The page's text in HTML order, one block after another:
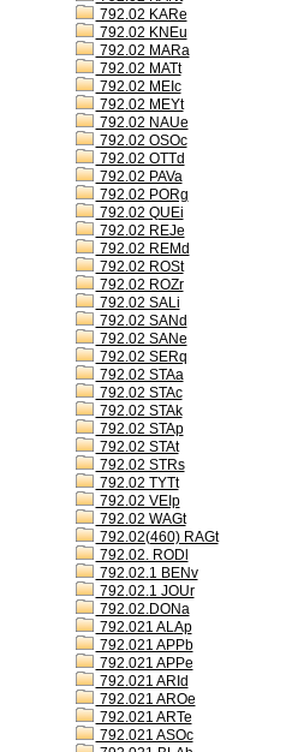
792.02 KARe
792.02 KNEu
792.02 MARa
792.02 MATt
792.02 MEIc
792.02 MEYt
792.02 NAUe
792.02 OSOc
792.02 OTTd
792.02 PAVa
792.02 PORg
792.02 QUEi
792.02 REJe
792.02 REMd
792.02 ROSt
792.02 ROZr
792.02 SALi
792.02 SANd
792.02 SANe
792.02 SERq
792.02 STAa
792.02 STAc
792.02 STAk
792.02 STAp
792.02 STAt
792.02 STRs
792.02 TYTt
792.02 VEIp
792.02 WAGt
792.02(460) RAGt
792.02. RODl
792.02.1 BENv
792.02.1 JOUr
792.02.DONa
792.021 ALAp
792.021 APPb
792.021 APPe
792.021 ARId
792.021 AROe
792.021 ARTe
792.021 ASOc